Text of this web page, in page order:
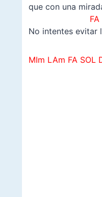
que con una
No intentes evitar
MIm LAm FA SOL